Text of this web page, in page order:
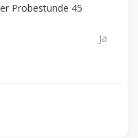
Probestunde 45
Ja